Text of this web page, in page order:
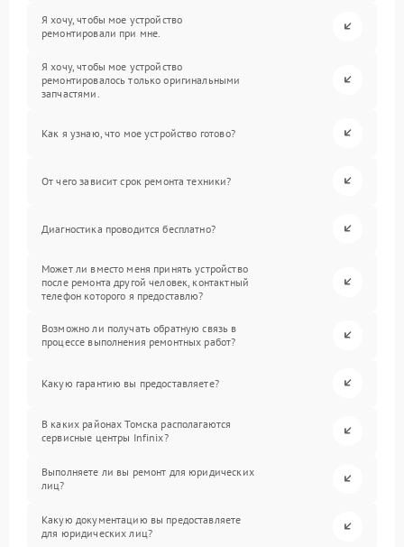
Я хочу, чтобы мое устройство
ремонтировали при мне.
Я хочу, чтобы мое устройство
ремонтировалось только оригинальными
запчастями.
Как я узнаю, что мое устройство готово?
От чего зависит срок ремонта техники?
Диагностика проводится бесплатно?
Может ли вместо меня принять устройство
после ремонта другой человек, контактный
телефон которого я предоставлю?
Возможно ли получать обратную связь в
процессе выполнения ремонтных работ?
Какую гарантию вы предоставляете?
В каких районах Томска располагаются
сервисные центры Infinix?
Выполняете ли вы ремонт для юридических
лиц?
Какую документацию вы предоставляете
для юридических лиц?